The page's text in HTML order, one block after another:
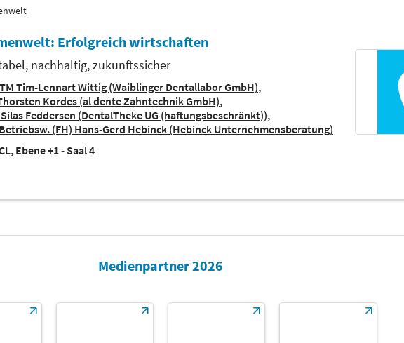
Erfolgreich wirtschaften
nachhaltig, zukunftssicher
Tim-Lennart Wittig (Waiblinger Dentallabor GmbH)
Kordes (al dente Zahntechnik GmbH)
Silas Feddersen (DentalTheke UG (haftungsbeschränkt))
(FH) Hans-Gerd Hebinck (Hebinck Unternehmensberatung)
Ebene +1 - Saal 4
Medienpartner 2026